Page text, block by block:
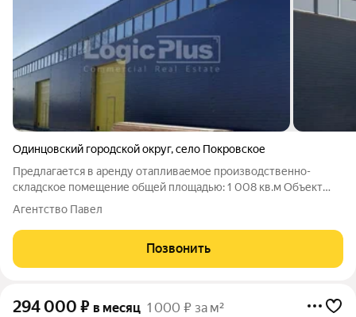
Одинцовский городской округ,село Покровское
Предлагается в аренду отапливаемое производственно-
складское помещение общей площадью: 1 008 кв.м Объект
расположен на центральном шоссе регионального значения
на ЦКАД) на равном удалении (15
Агентство Павел
Позвонить
294 000 ₽ в месяц 1 000 ₽ за м²